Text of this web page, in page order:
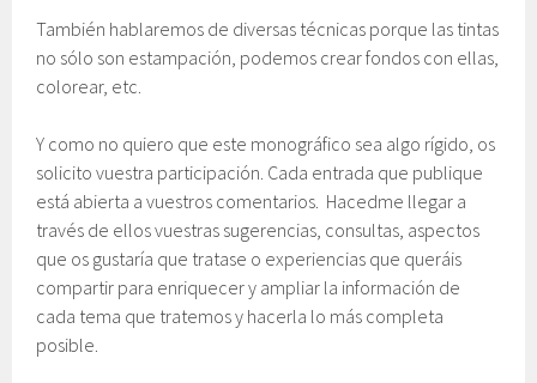
También hablaremos de diversas técnicas porque las tintas
no sólo son estampación, podemos crear fondos con ellas,
colorear, etc.
Y como no quiero que este monográfico sea algo rígido, os
solicito vuestra participación. Cada entrada que publique
está abierta a vuestros comentarios. Hacedme llegar a
través de ellos vuestras sugerencias, consultas, aspectos
que os gustaría que tratase o experiencias que queráis
compartir para enriquecer y ampliar la información de
cada tema que tratemos y hacerla lo más completa
posible.